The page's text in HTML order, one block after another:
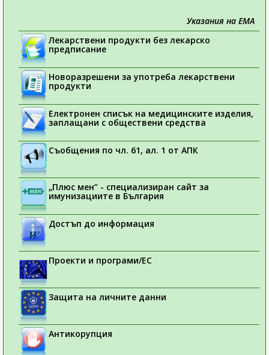
Указания на ЕМА
Лекарствени продукти без лекарско
предписание
Новоразрешени за употреба лекарствени
продукти
Електронен списък на медицинските изделия,
заплащани с обществени средства
Съобщения по чл. 61, ал. 1 от АПК
„Плюс мен“ - специализиран сайт за
имунизациите в България
Достъп до информация
Проекти и програми/ЕС
Защита на личните данни
Антикорупция